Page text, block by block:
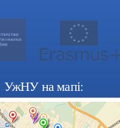
УжНУ на мапі: